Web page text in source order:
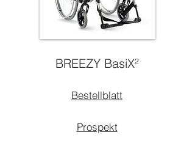
BREEZY BasiX²
Bestellblatt
Prospekt